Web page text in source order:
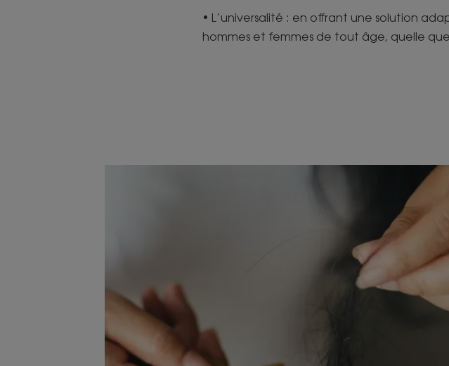
• L’universalité : en offrant une solution
hommes et femmes de tout âge, quelle